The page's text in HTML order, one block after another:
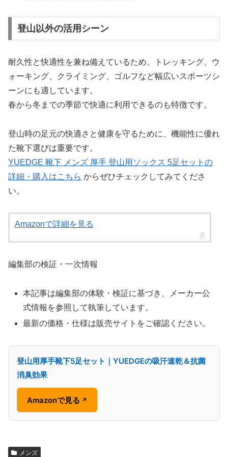
登山以外の活用シーン
耐久性と快適性を兼ね備えているため、トレッキング、ウ
ォーキング、クライミング、ゴルフなど幅広いスポーツシ
ーンにも適しています。
春から冬までの季節で快適に利用できるのも特徴です。
登山時の足元の快適さと健康を守るために、機能性に優れ
た靴下選びは重要です。
YUEDGE 靴下 メンズ 厚手 登山用ソックス 5足セットの
詳細・購入はこちら からぜひチェックしてみてくださ
い。
Amazonで詳細を見る
編集部の検証・一次情報
本記事は編集部の体験・検証に基づき、メーカー公
式情報を参照して執筆しています。
最新の価格・仕様は販売サイトをご確認ください。
登山用厚手靴下5足セット｜YUEDGEの吸汗速乾＆抗菌
消臭効果
Amazonで見る ↗
メンズ